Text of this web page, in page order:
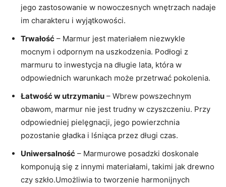
jego zastosowanie w nowoczesnych wnętrzach nadaje
im charakteru i wyjątkowości.
Trwałość – Marmur jest materiałem niezwykle
mocnym i odpornym na uszkodzenia. Podłogi z
marmuru to inwestycja na długie lata, która w
odpowiednich warunkach może przetrwać pokolenia.
Łatwość w utrzymaniu – Wbrew powszechnym
obawom, marmur nie jest trudny w czyszczeniu. Przy
odpowiedniej pielęgnacji, jego powierzchnia
pozostanie gładka i lśniąca przez długi czas.
Uniwersalność – Marmurowe posadzki doskonale
komponują się z innymi materiałami, takimi jak drewno
czy szkło.Umożliwia to tworzenie harmonijnych